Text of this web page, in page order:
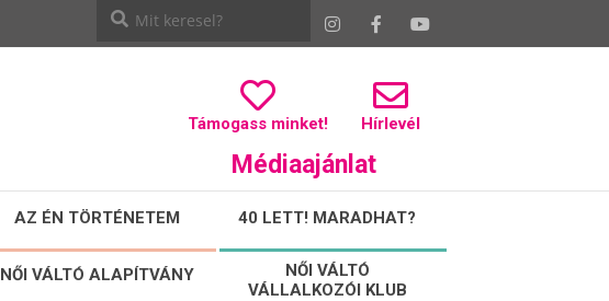
Támogass minket! Hírlevél
Médiaajánlat
AZ ÉN TÖRTÉNETEM 40 LETT! MARADHAT?
NŐI VÁLTÓ ALAPÍTVÁNY
NŐI VÁLTÓ
VÁLLALKOZÓI KLUB